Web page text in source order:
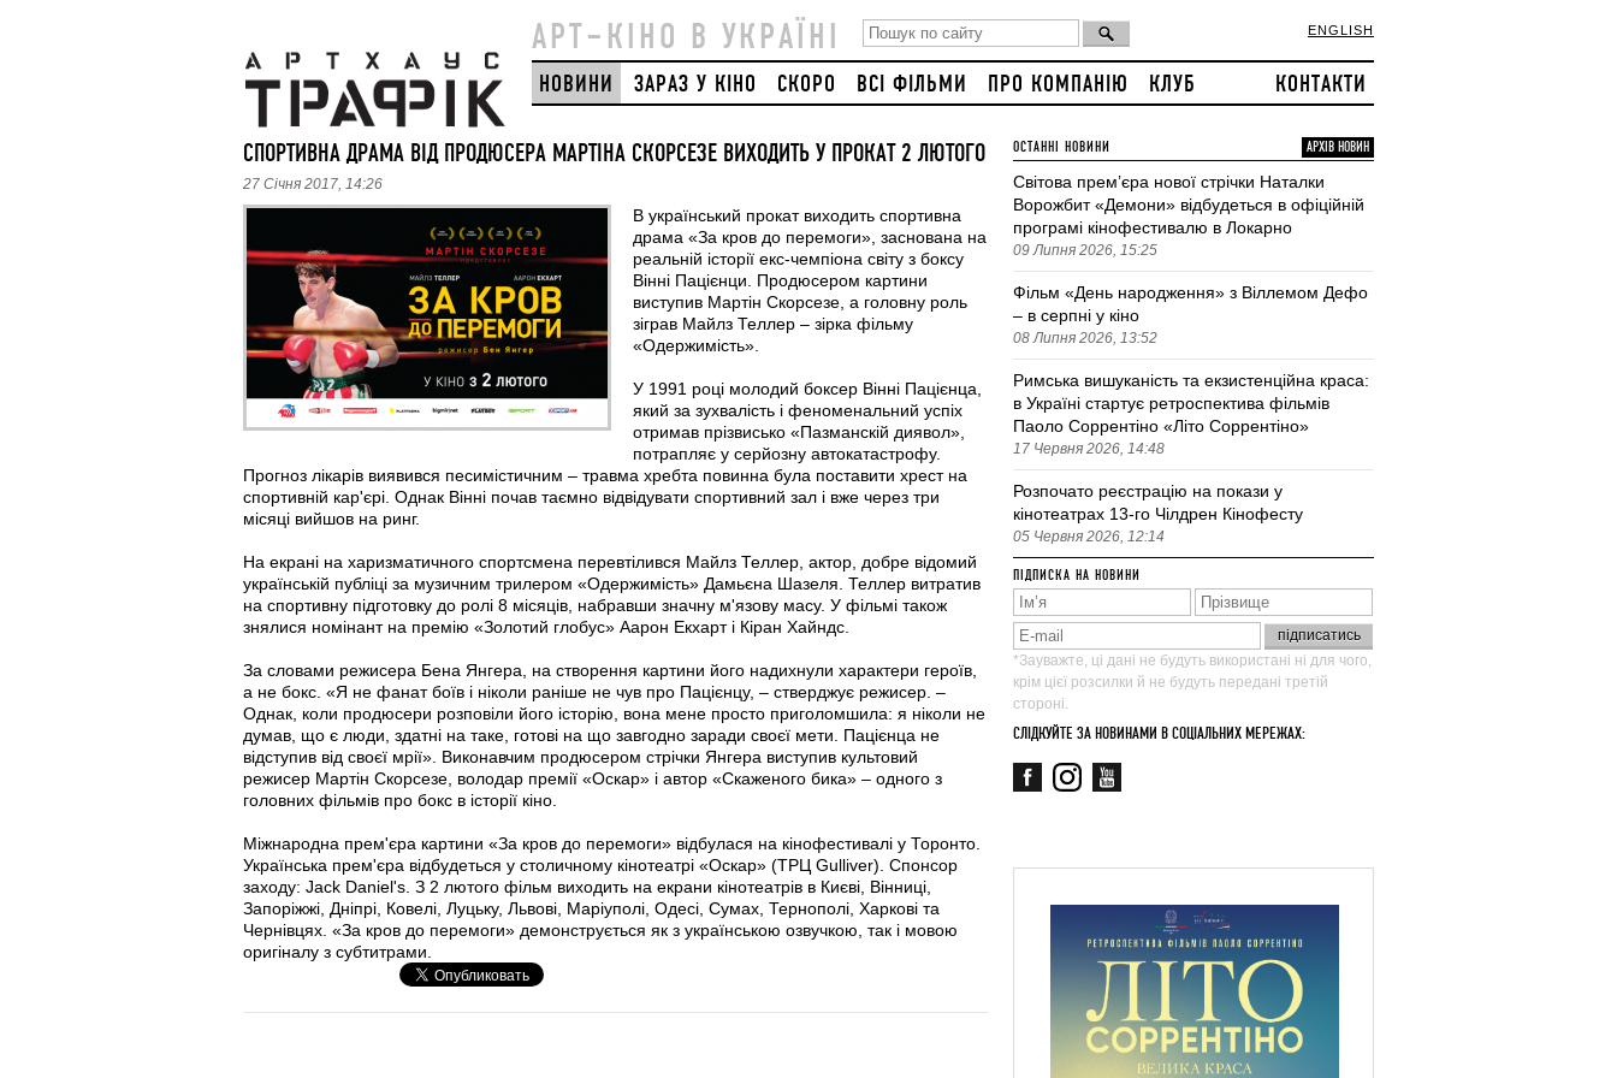
АРТ–КІНО В УКРАЇНІ ENGLISH
НОВИНИ ЗАРАЗ У КІНО СКОРО ВСІ ФІЛЬМИ ПРО КОМПАНІЮ КЛУБ КОНТАКТИ
СПОРТИВНА ДРАМА ВІД ПРОДЮСЕРА МАРТІНА СКОРСЕЗЕ ВИХОДИТЬ У ПРОКАТ 2 ЛЮТОГО
27 Січня 2017, 14:26
В український прокат виходить спортивна
драма «За кров до перемоги», заснована на
реальній історії екс-чемпіона світу з боксу
Вінні Пацієнци. Продюсером картини
виступив Мартін Скорсезе, а головну роль
зіграв Майлз Теллер – зірка фільму
«Одержимість».
У 1991 році молодий боксер Вінні Пацієнца,
який за зухвалість і феноменальний успіх
отримав прізвисько «Пазманскій диявол»,
потрапляє у серйозну автокатастрофу.
Прогноз лікарів виявився песимістичним – травма хребта повинна була поставити хрест на
спортивній кар'єрі. Однак Вінні почав таємно відвідувати спортивний зал і вже через три
місяці вийшов на ринг.
На екрані на харизматичного спортсмена перевтілився Майлз Теллер, актор, добре відомий
українській публіці за музичним трилером «Одержимість» Дамьєна Шазеля. Теллер витратив
на спортивну підготовку до ролі 8 місяців, набравши значну м'язову масу. У фільмі також
знялися номінант на премію «Золотий глобус» Аарон Екхарт і Кіран Хайндс.
За словами режисера Бена Янгера, на створення картини його надихнули характери героїв,
а не бокс. «Я не фанат боїв і ніколи раніше не чув про Пацієнцу, – стверджує режисер. –
Однак, коли продюсери розповіли його історію, вона мене просто приголомшила: я ніколи не
думав, що є люди, здатні на таке, готові на що завгодно заради своєї мети. Пацієнца не
відступив від своєї мрії». Виконавчим продюсером стрічки Янгера виступив культовий
режисер Мартін Скорсезе, володар премії «Оскар» і автор «Скаженого бика» – одного з
головних фільмів про бокс в історії кіно.
Міжнародна прем'єра картини «За кров до перемоги» відбулася на кінофестивалі у Торонто.
Українська прем'єра відбудеться у столичному кінотеатрі «Оскар» (ТРЦ Gulliver). Спонсор
заходу: Jack Daniel's. З 2 лютого фільм виходить на екрани кінотеатрів в Києві, Вінниці,
Запоріжжі, Дніпрі, Ковелі, Луцьку, Львові, Маріуполі, Одесі, Сумах, Тернополі, Харкові та
Чернівцях. «За кров до перемоги» демонструється як з українською озвучкою, так і мовою
оригіналу з субтитрами.
ОСТАННІ НОВИНИ АРХІВ НОВИН
Світова премʼєра нової стрічки Наталки
Ворожбит «Демони» відбудеться в офіційній
програмі кінофестивалю в Локарно
09 Липня 2026, 15:25
Фільм «День народження» з Віллемом Дефо
– в серпні у кіно
08 Липня 2026, 13:52
Римська вишуканість та екзистенційна краса:
в Україні стартує ретроспектива фільмів
Паоло Соррентіно «Літо Соррентіно»
17 Червня 2026, 14:48
Розпочато реєстрацію на покази у
кінотеатрах 13-го Чілдрен Кінофесту
05 Червня 2026, 12:14
ПІДПИСКА НА НОВИНИ
*Зауважте, ці дані не будуть використані ні для чого,
крім цієї розсилки й не будуть передані третій
стороні.
СЛІДКУЙТЕ ЗА НОВИНАМИ В СОЦІАЛЬНИХ МЕРЕЖАХ: